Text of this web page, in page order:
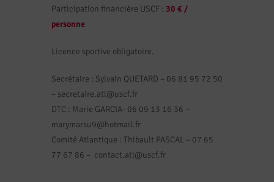
Participation financière USCF : 30 € /
personne
Licence sportive obligatoire.
Secrétaire : Sylvain QUETARD – 06 81 95 72 50
– secretaire.atl@uscf.fr
DTC : Marie GARCIA- 06 09 13 16 36 –
marymarsu9@hotmail.fr
Comité Atlantique : Thibault PASCAL – 07 65
77 67 86 – contact.atl@uscf.fr